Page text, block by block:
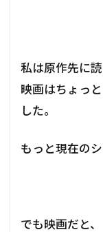
私は原作先に読
映画はちょっ
した。
もっと現在の
でも映画だと、